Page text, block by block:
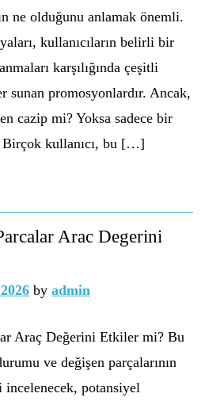
ne olduğunu anlamak önemli.
kullanıcıların belirli bir
karşılığında çeşitli
sunan promosyonlardır. Ancak,
cazip mi? Yoksa sadece bir
Birçok kullanıcı, bu […]
Arac Degerini
by admin
Araç Değerini Etkiler mi? Bu
ve değişen parçalarının
potansiyel